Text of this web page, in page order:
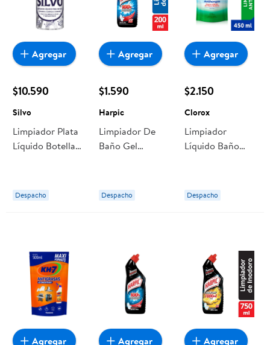
$10.590
Silvo
Limpiador Plata
Líquido Botella
Despacho
Agregar
$1.590
Harpic
Limpiador De
Baño Gel
200 ml Harpic
Despacho
Agregar
$2.150
Clorox
Limpiador
Líquido Baño
Doypack 450 ml
Clorox
Despacho
Agregar
Agregar Agregar Agregar